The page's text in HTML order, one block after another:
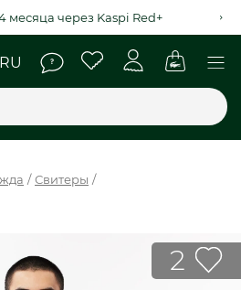
месяца через Kaspi Red+
Свитеры
2